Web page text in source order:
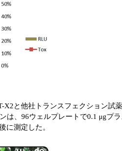
X2と他社トランスフェクション試
、96ウェルプレートで0.1 μgプ
に測定した。